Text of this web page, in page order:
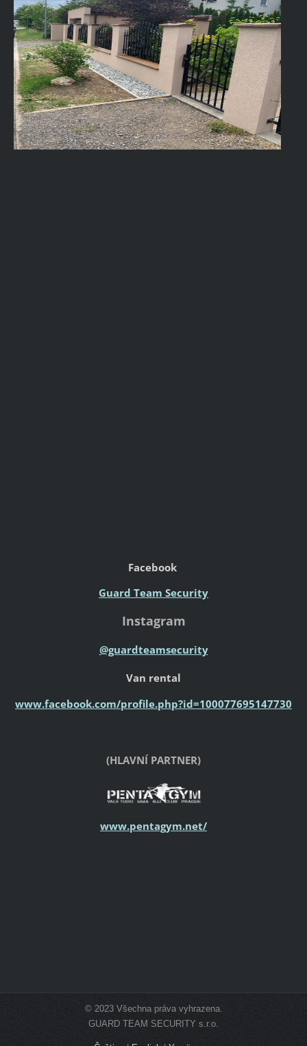
Facebook
Guard Team Security
Instagram
@guardteamsecurity
Van rental
www.facebook.com/profile.php?id=100077695147730
(HLAVNÍ PARTNER)
www.pentagym.net/
© 2023 Všechna práva vyhrazena.
GUARD TEAM SECURITY s.r.o.